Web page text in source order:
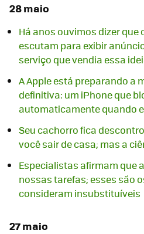
28 maio
Há anos ouvimos dizer que
escutam para exibir
serviço que vendia essa
A Apple está preparando a
definitiva: um iPhone que
automaticamente quando
Seu cachorro fica
você sair de casa; mas a
Especialistas afirmam que
nossas tarefas; esses são
consideram insubstituíveis
27 maio